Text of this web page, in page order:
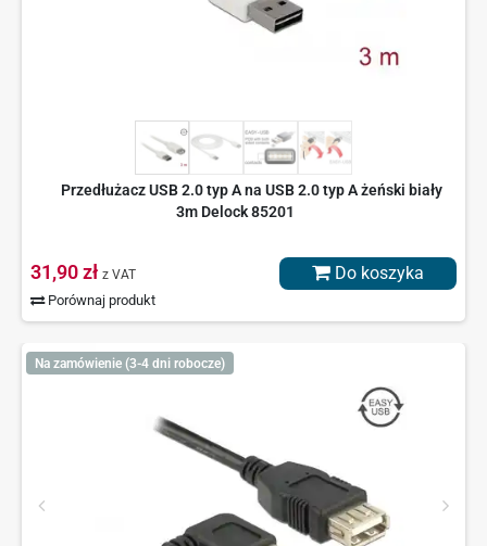
Przedłużacz USB 2.0 typ A na USB 2.0 typ A żeński biały
3m Delock 85201
31,90 zł z VAT
Porównaj produkt
Do koszyka
Na zamówienie (3-4 dni robocze)